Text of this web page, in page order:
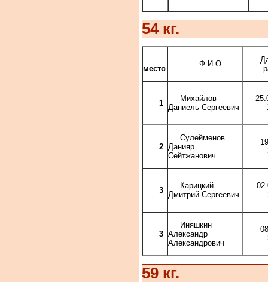
54 кг.
место
Ф.И.О.
1
Михайлов
Даниель Сергеевич
2
Сулейменов
Данияр
Сейтжанович
3
Карицкий
Дмитрий Сергеевич
3
Иняшкин
Александр
Александрович
59 кг.